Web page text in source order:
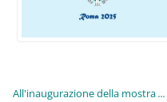
All'inaugurazione della mostra